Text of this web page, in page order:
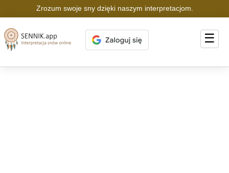
Zrozum swoje sny dzięki naszym interpretacjom.
☰